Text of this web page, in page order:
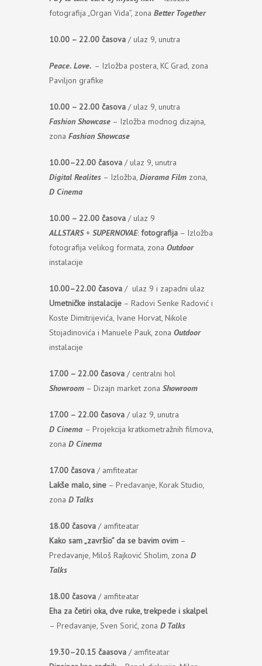
fotografija „Organ Vida”, zona Better Together
10.00 – 22.00 časova / ulaz 9, unutra
Peace. Love. – Izložba postera, KC Grad, zona
Paviljon grafike
10.00 – 22.00 časova / ulaz 9, unutra
Fashion Showcase – Izložba modnog dizajna,
zona Fashion Showcase
10.00–22.00 časova / ulaz 9, unutra
Digital Realites – Izložba, Diorama Film zona,
D Cinema
10.00 – 22.00 časova / ulaz 9
ALLSTARS+ SUPERNOVAE: fotografija – Izložba
fotografija velikog formata, zona Outdoor
instalacije
10.00–22.00 časova / ulaz 9 i zapadni ulaz
Umetničke instalacije – Radovi Senke Radović i
Koste Dimitrijevića, Ivane Horvat, Nikole
Stojadinovića i Manuele Pauk, zona Outdoor
instalacije
17.00 – 22.00 časova / centralni hol
Showroom – Dizajn market zona Showroom
17.00 – 22.00 časova / ulaz 9, unutra
D Cinema – Projekcija kratkometražnih filmova,
zona D Cinema
17.00 časova / amfiteatar
Lakše malo, sine – Predavanje, Korak Studio,
zona D Talks
18.00 časova / amfiteatar
Kako sam „završio” da se bavim ovim –
Predavanje, Miloš Rajković Sholim, zona D
Talks
18.00 časova / amfiteatar
Eha za četiri oka, dve ruke, trekpede i skalpel
– Predavanje, Sven Sorić, zona D Talks
19.30–20.15 čaasova / amfiteatar